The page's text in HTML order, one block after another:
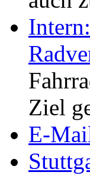
Ziel
E-